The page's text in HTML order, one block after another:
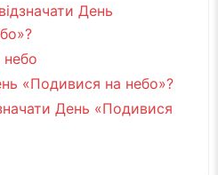
День
небо
«Подивися на небо»?
День «Подивися